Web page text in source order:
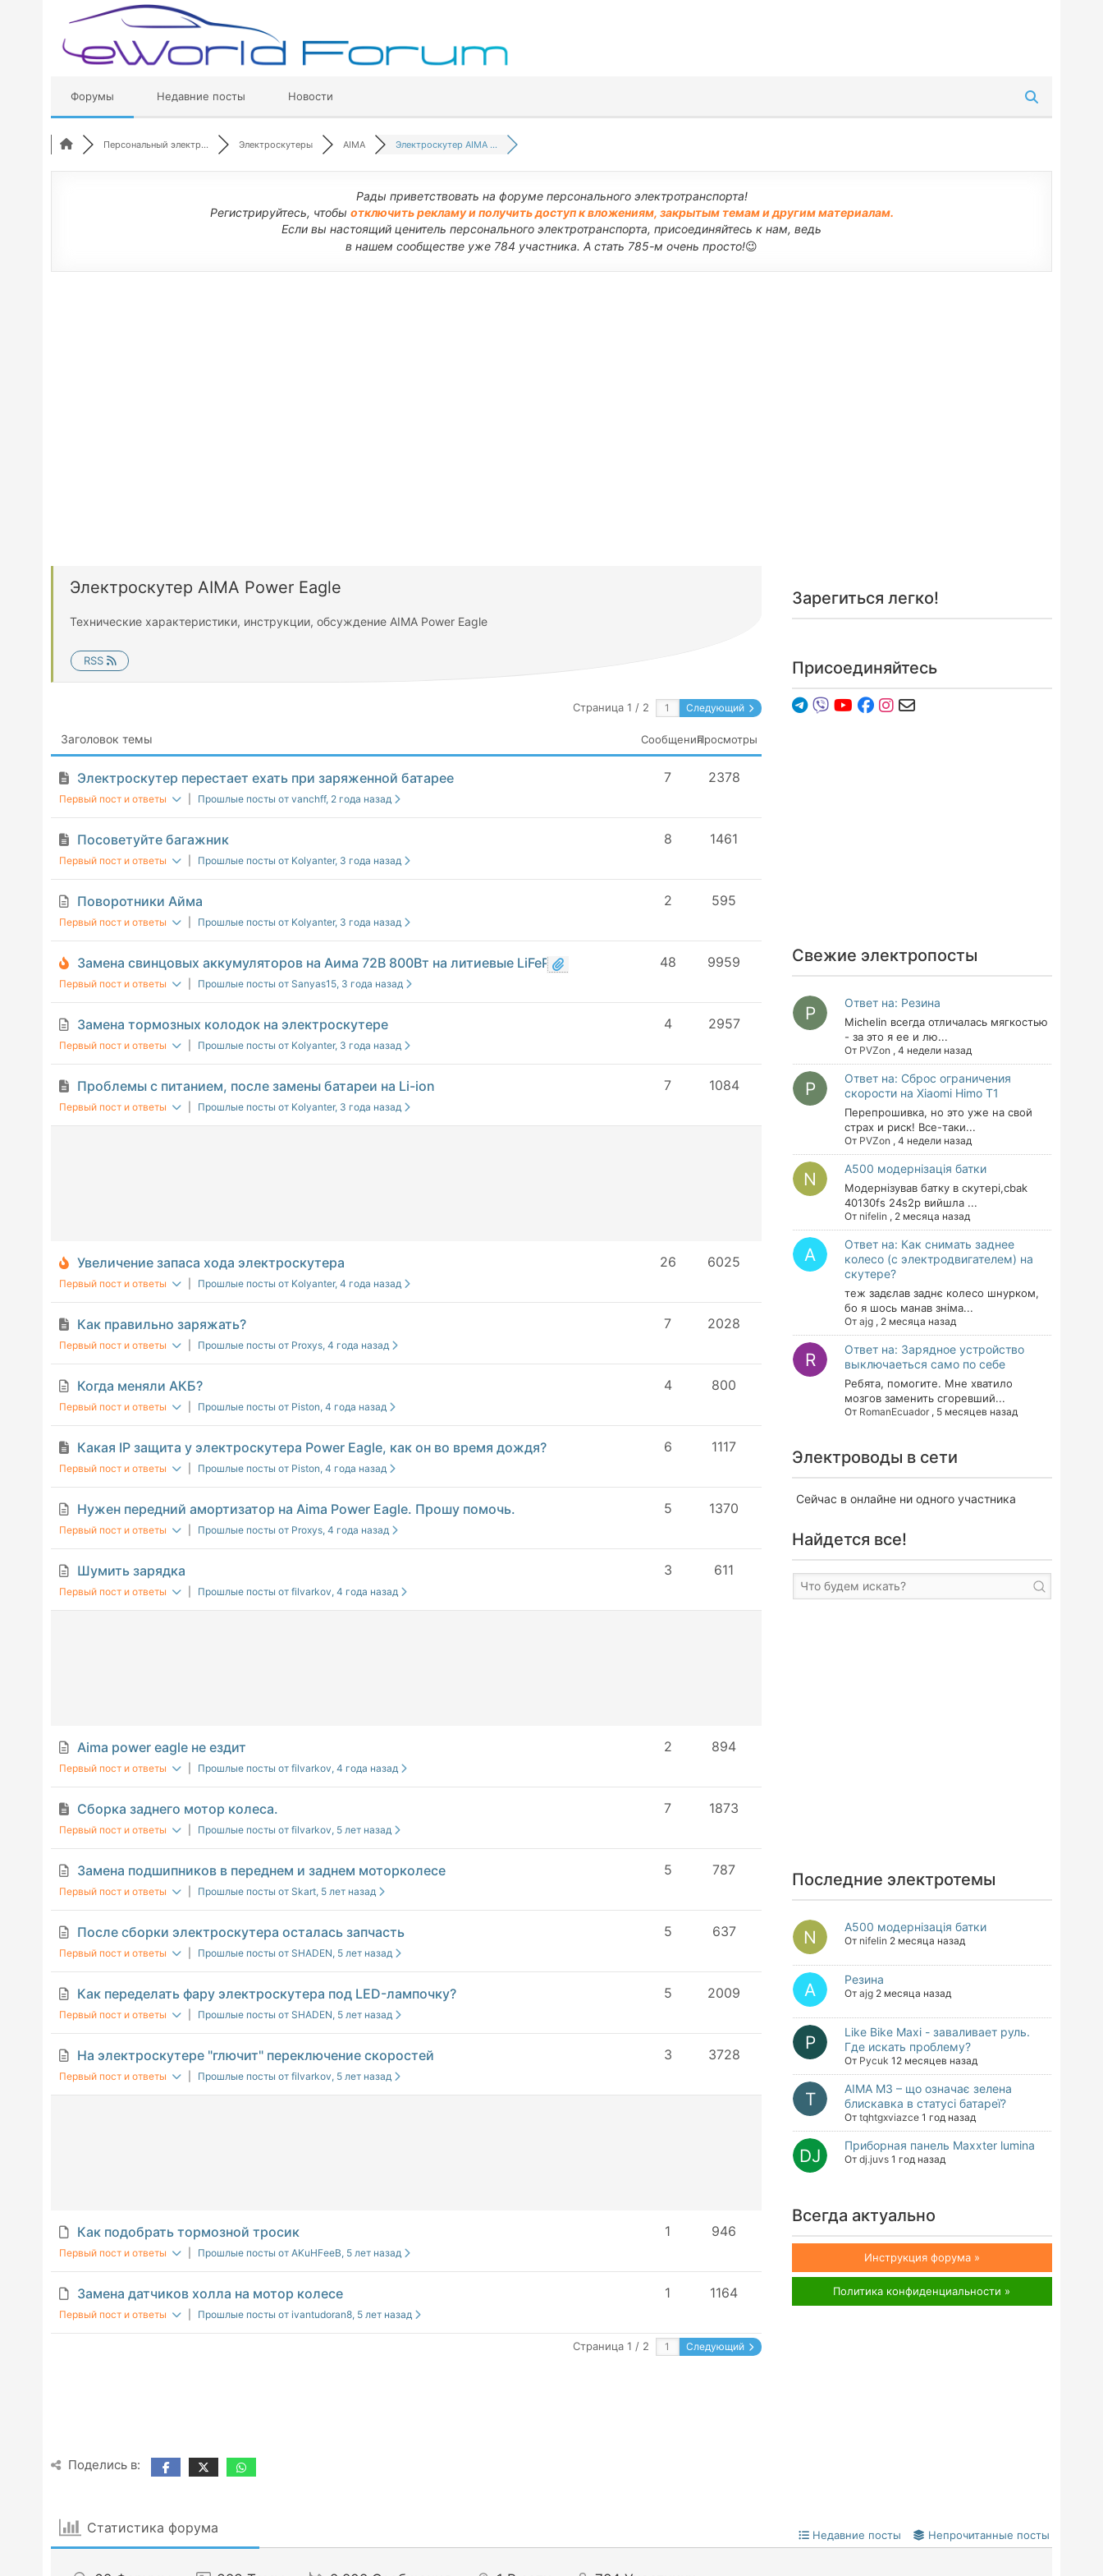
содержимому
Форумы Недавние посты Новости
Персональный электр... Электроскутеры AIMA Электроскутер AIMA ...
Рады приветствовать на форуме персонального электротранспорта!
Регистрируйтесь, чтобы отключить рекламу и получить доступ к вложениям, закрытым темам и другим материалам.
Если вы настоящий ценитель персонального электротранспорта, присоединяйтесь к нам, ведь
в нашем сообществе уже 784 участника. А стать 785-м очень просто!😉
Электроскутер AIMA Power Eagle
Технические характеристики, инструкции, обсуждение AIMA Power Eagle
RSS
Страница 1 / 2 Следующий
Заголовок темы Просмотры
Сообщения
Электроскутер перестает ехать при заряженной батарее
Первый пост и ответы Прошлые посты от vanchff, 2 года назад
2378
7
Посоветуйте багажник
Первый пост и ответы Прошлые посты от Kolyanter, 3 года назад
1461
8
Поворотники Айма
Первый пост и ответы Прошлые посты от Kolyanter, 3 года назад
595
2
Замена свинцовых аккумуляторов на Аима 72В 800Вт на литиевые LiFePo4
Первый пост и ответы Прошлые посты от Sanyas15, 3 года назад
9959
48
Замена тормозных колодок на электроскутере
Первый пост и ответы Прошлые посты от Kolyanter, 3 года назад
2957
4
Проблемы с питанием, после замены батареи на Li-ion
Первый пост и ответы Прошлые посты от Kolyanter, 3 года назад
1084
7
Увеличение запаса хода электроскутера
Первый пост и ответы Прошлые посты от Kolyanter, 4 года назад
6025
26
Как правильно заряжать?
Первый пост и ответы Прошлые посты от Proxys, 4 года назад
2028
7
Когда меняли АКБ?
Первый пост и ответы Прошлые посты от Piston, 4 года назад
800
4
Какая IP защита у электроскутера Power Eagle, как он во время дождя?
Первый пост и ответы Прошлые посты от Piston, 4 года назад
1117
6
Нужен передний амортизатор на Aima Power Eagle. Прошу помочь.
Первый пост и ответы Прошлые посты от Proxys, 4 года назад
1370
5
Шумить зарядка
Первый пост и ответы Прошлые посты от filvarkov, 4 года назад
611
3
Aima power eagle не ездит
Первый пост и ответы Прошлые посты от filvarkov, 4 года назад
894
2
Сборка заднего мотор колеса.
Первый пост и ответы Прошлые посты от filvarkov, 5 лет назад
1873
7
Замена подшипников в переднем и заднем моторколесе
Первый пост и ответы Прошлые посты от Skart, 5 лет назад
787
5
После сборки электроскутера осталась запчасть
Первый пост и ответы Прошлые посты от SHADEN, 5 лет назад
637
5
Как переделать фару электроскутера под LED-лампочку?
Первый пост и ответы Прошлые посты от SHADEN, 5 лет назад
2009
5
На электроскутере "глючит" переключение скоростей
Первый пост и ответы Прошлые посты от filvarkov, 5 лет назад
3728
3
Как подобрать тормозной тросик
Первый пост и ответы Прошлые посты от AKuHFeeB, 5 лет назад
946
1
Замена датчиков холла на мотор колесе
Первый пост и ответы Прошлые посты от ivantudoran8, 5 лет назад
1164
1
Страница 1 / 2 Следующий
Зарегиться легко!
Присоединяйтесь
Свежие электропосты
Ответ на: Резина
Michelin всегда отличалась мягкостью
- за это я ее и лю...
От PVZon , 4 недели назад
Ответ на: Сброс ограничения
скорости на Xiaomi Himo T1
Перепрошивка, но это уже на свой
страх и риск! Все-таки...
От PVZon , 4 недели назад
A500 модернізація батки
Модернізував батку в скутері,cbak
40130fs 24s2p вийшла ...
От nifelin , 2 месяца назад
Ответ на: Как снимать заднее
колесо (с электродвигателем) на
скутере?
теж задєлав заднє колесо шнурком,
бо я шось манав зніма...
От ajg, 2 месяца назад
Ответ на: Зарядное устройство
выключаеться само по себе
Ребята, помогите. Мне хватило
мозгов заменить сгоревший...
От RomanEcuador, 5 месяцев назад
Электроводы в сети
Сейчас в онлайне ни одного участника
Найдется все!
Последние электротемы
A500 модернізація батки
От nifelin 2 месяца назад
Резина
От ajg 2 месяца назад
Like Bike Maxi - заваливает руль.
Где искать проблему?
От Pycuk 12 месяцев назад
AIMA M3 – що означає зелена
блискавка в статусі батареї?
От tqhtgxviazce 1 год назад
Приборная панель Maxxter lumina
От dj.juvs 1 год назад
Всегда актуально
Инструкция форума »
Политика конфиденциальности »
Поделись в:
Статистика форума Недавние посты Непрочитанные посты